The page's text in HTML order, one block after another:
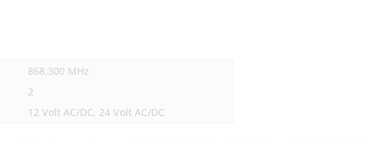
868.300 MHz
2
12 Volt AC/DC, 24 Volt AC/DC